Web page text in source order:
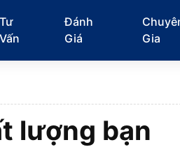
Tư
Vấn
Đánh
Giá
Gia
lượng bạn